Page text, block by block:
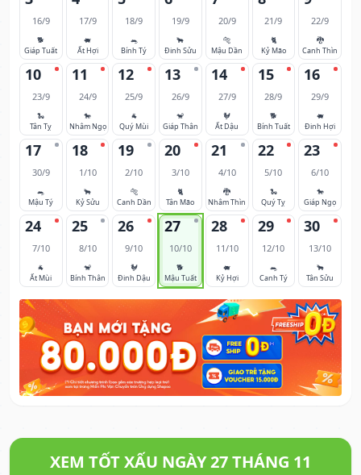
16/9
🐕
Giáp Tuất
17/9
🐖
Ất Hợi
18/9
🐀
Bính Tý
19/9
🐂
Đinh Sửu
20/9
🐅
Mậu Dần
21/9
🐈
Kỷ Mão
22/9
🐉
Canh Thìn
10
23/9
🐍
Tân Tỵ
11
24/9
🐎
Nhâm Ngọ
12
25/9
🐐
Quý Mùi
13
26/9
🐒
Giáp Thân
14
27/9
🐓
Ất Dậu
15
28/9
🐕
Bính Tuất
16
29/9
🐖
Đinh Hợi
17
30/9
🐀
Mậu Tý
18
1/10
🐂
Kỷ Sửu
19
2/10
🐅
Canh Dần
20
3/10
🐈
Tân Mão
21
4/10
🐉
Nhâm Thìn
22
5/10
🐍
Quý Tỵ
23
6/10
🐎
Giáp Ngọ
24
7/10
🐐
Ất Mùi
25
8/10
🐒
Bính Thân
26
9/10
🐓
Đinh Dậu
27
10/10
🐕
Mậu Tuất
28
11/10
🐖
Kỷ Hợi
29
12/10
🐀
Canh Tý
30
13/10
🐂
Tân Sửu
XEM TỐT XẤU NGÀY 27 THÁNG 11